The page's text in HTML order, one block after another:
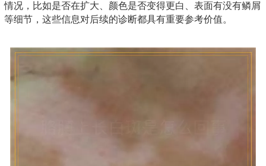
情况，比如是否在扩大、颜色是否变得更白、表面有没有鳞屑
等细节，这些信息对后续的诊断都具有重要参考价值。